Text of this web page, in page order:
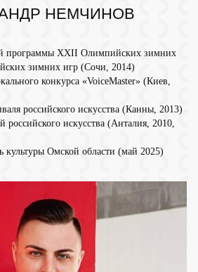
НЕМЧИНОВ
программы XXII Олимпийских зимних
зимних игр (Сочи, 2014)
конкурса «VoiceMaster» (Киев,
российского искусства (Канны, 2013)
российского искусства (Анталия, 2010,
культуры Омской области (май 2025)